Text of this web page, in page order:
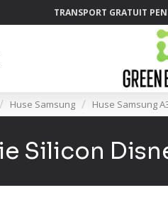
TRANSPORT GRATUIT
Huse Samsung Huse Samsung
Silicon